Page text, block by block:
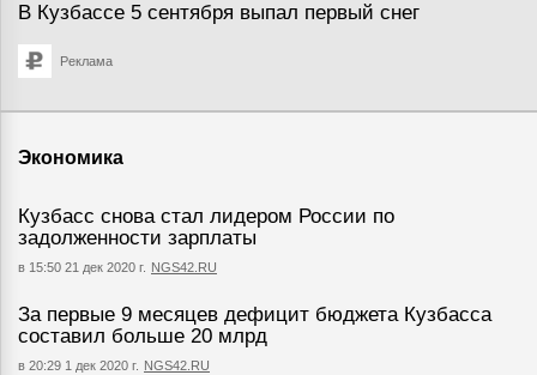
В Кузбассе 5 сентября выпал первый снег
Реклама
Экономика
Кузбасс снова стал лидером России по
задолженности зарплаты
в 15:50 21 дек 2020 г. NGS42.RU
За первые 9 месяцев дефицит бюджета Кузбасса
составил больше 20 млрд
в 20:29 1 дек 2020 г. NGS42.RU